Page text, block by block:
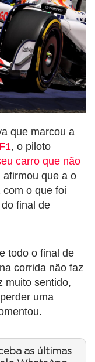
que marcou a
, o piloto
carro que não
afirmou que a o
o que foi
final de
todo o final de
corrida não faz
muito sentido,
uma
as últimas